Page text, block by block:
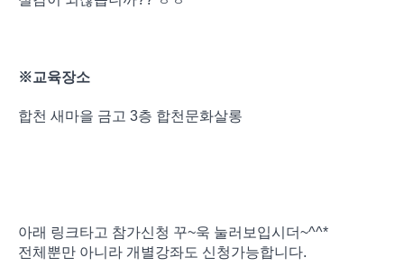
※교육장소
합천 새마을 금고 3층 합천문화살롱
아래 링크타고 참가신청 꾸~욱 눌러보입시더~^^*
전체뿐만 아니라 개별강좌도 신청가능합니다.